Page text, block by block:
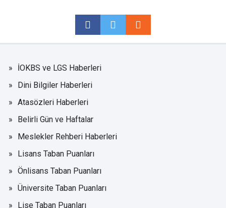
İOKBS ve LGS Haberleri
Dini Bilgiler Haberleri
Atasözleri Haberleri
Belirli Gün ve Haftalar
Meslekler Rehberi Haberleri
Lisans Taban Puanları
Önlisans Taban Puanları
Üniversite Taban Puanları
Lise Taban Puanları